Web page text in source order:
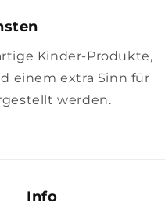
Kinder-Produkte,
einem extra Sinn für
werden.
Info